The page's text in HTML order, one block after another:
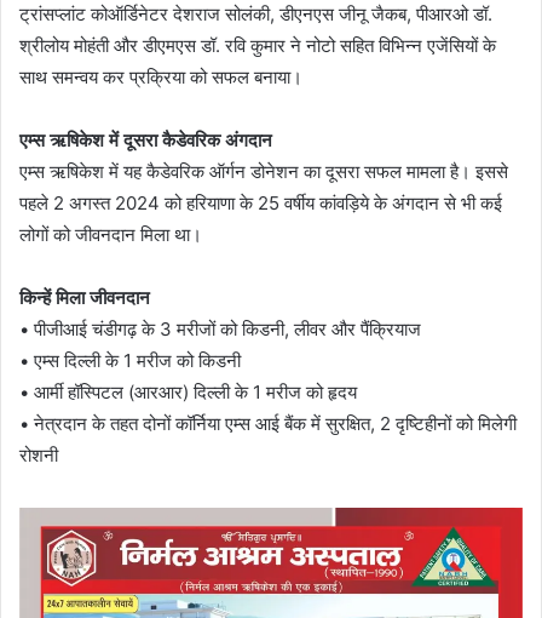
ट्रांसप्लांट कोऑर्डिनेटर देशराज सोलंकी, डीएनएस जीनू जैकब, पीआरओ डॉ.
श्रीलोय मोहंती और डीएमएस डॉ. रवि कुमार ने नोटो सहित विभिन्न एजेंसियों के
साथ समन्वय कर प्रक्रिया को सफल बनाया।
एम्स ऋषिकेश में दूसरा कैडेवरिक अंगदान
एम्स ऋषिकेश में यह कैडेवरिक ऑर्गन डोनेशन का दूसरा सफल मामला है। इससे
पहले 2 अगस्त 2024 को हरियाणा के 25 वर्षीय कांवड़िये के अंगदान से भी कई
लोगों को जीवनदान मिला था।
किन्हें मिला जीवनदान
• पीजीआई चंडीगढ़ के 3 मरीजों को किडनी, लीवर और पैंक्रियाज
• एम्स दिल्ली के 1 मरीज को किडनी
• आर्मी हॉस्पिटल (आरआर) दिल्ली के 1 मरीज को हृदय
• नेत्रदान के तहत दोनों कॉर्निया एम्स आई बैंक में सुरक्षित, 2 दृष्टिहीनों को मिलेगी
रोशनी